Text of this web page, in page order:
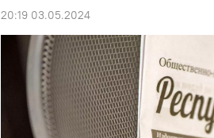
20:19 03.05.2024